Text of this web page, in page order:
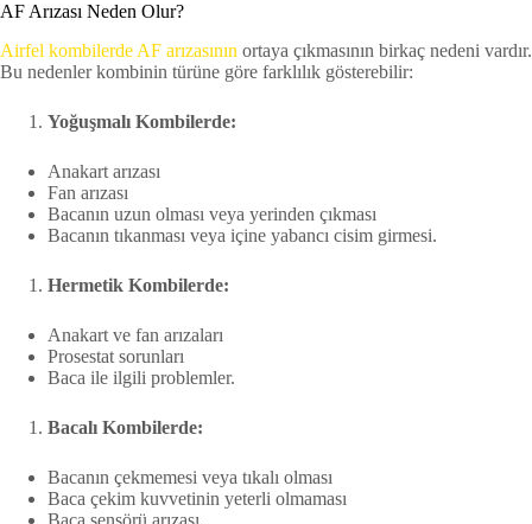
AF Arızası Neden Olur?
Airfel kombilerde AF arızasının ortaya çıkmasının birkaç nedeni vardır.
Bu nedenler kombinin türüne göre farklılık gösterebilir:
Yoğuşmalı Kombilerde:
Anakart arızası
Fan arızası
Bacanın uzun olması veya yerinden çıkması
Bacanın tıkanması veya içine yabancı cisim girmesi.
Hermetik Kombilerde:
Anakart ve fan arızaları
Prosestat sorunları
Baca ile ilgili problemler.
Bacalı Kombilerde:
Bacanın çekmemesi veya tıkalı olması
Baca çekim kuvvetinin yeterli olmaması
Baca sensörü arızası.